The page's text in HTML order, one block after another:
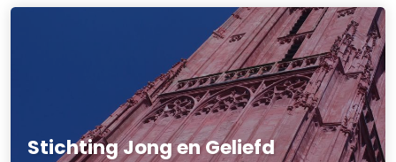
Stichting Jong en Geliefd